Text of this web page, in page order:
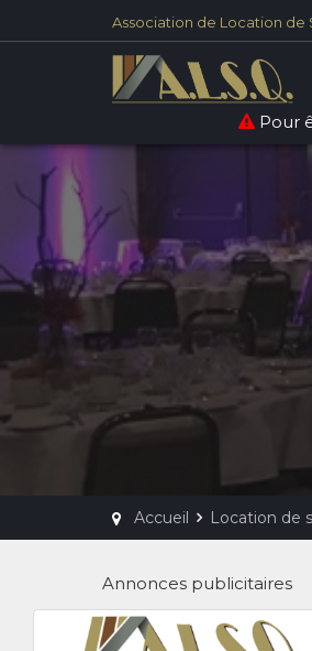
Association de Location de
Pour
Accueil Location de
Annonces publicitaires